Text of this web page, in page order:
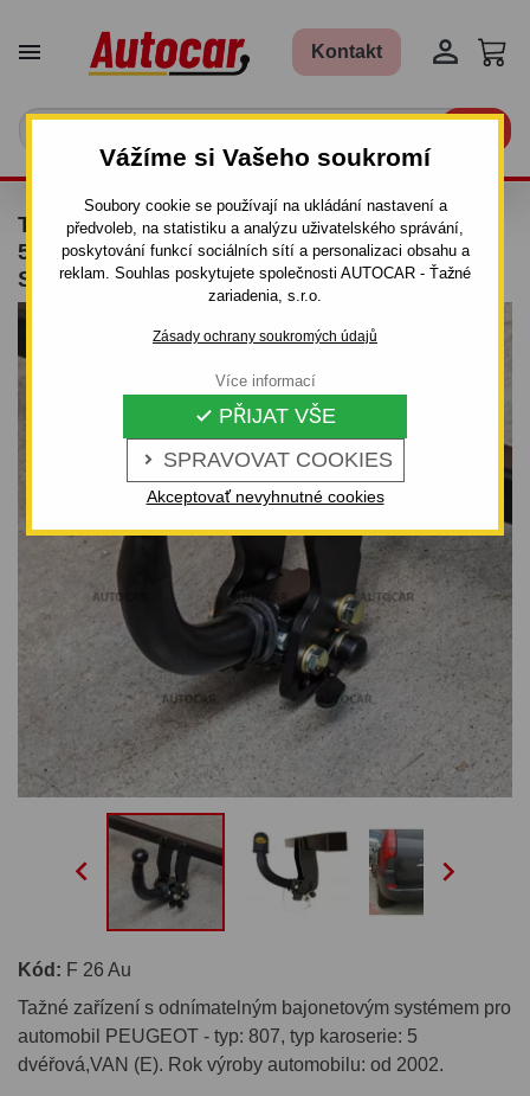
Vážíme si Vašeho soukromí
Soubory cookie se používají na ukládání nastavení a
předvoleb, na statistiku a analýzu uživatelského správání,
poskytování funkcí sociálních sítí a personalizaci obsahu a
reklam. Souhlas poskytujete společnosti AUTOCAR - Ťažné
zariadenia, s.r.o.
Zásady ochrany soukromých údajů
 SPRAVOVAT COOKIES
 PŘIJAT VŠE
Akceptovať nevyhnutné cookies
Více informací
 Kontakt 
TAŽNÉ ZAŘÍZENÍ PRO PEUGEOT 807 -
5DV.,VAN ODNÍMATELNÝ BAJONETOVÝ
SYSTÉM - OD 2002 DO
 
Kód: F 26 Au
Tažné zařízení s odnímatelným bajonetovým systémem pro
automobil PEUGEOT - typ: 807, typ karoserie: 5
dvéřová,VAN (E). Rok výroby automobilu: od 2002.